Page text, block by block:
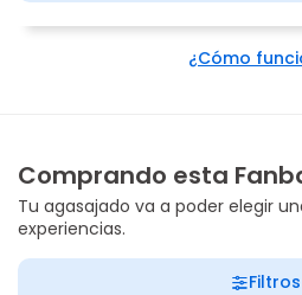
¿Cómo
Comprando esta
Tu agasajado va a poder elegir
experiencias.
Filtros